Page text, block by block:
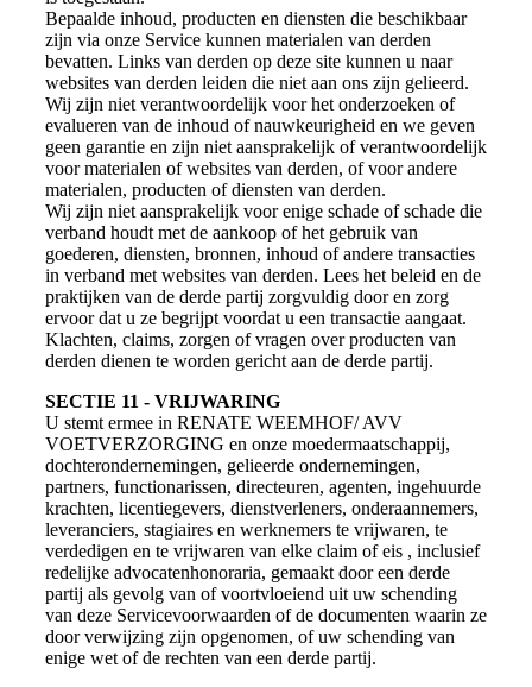
Bepaalde inhoud, producten en diensten die beschikbaar
zijn via onze Service kunnen materialen van derden
bevatten. Links van derden op deze site kunnen u naar
websites van derden leiden die niet aan ons zijn gelieerd.
Wij zijn niet verantwoordelijk voor het onderzoeken of
evalueren van de inhoud of nauwkeurigheid en we geven
geen garantie en zijn niet aansprakelijk of verantwoordelijk
voor materialen of websites van derden, of voor andere
materialen, producten of diensten van derden.
Wij zijn niet aansprakelijk voor enige schade of schade die
verband houdt met de aankoop of het gebruik van
goederen, diensten, bronnen, inhoud of andere transacties
in verband met websites van derden. Lees het beleid en de
praktijken van de derde partij zorgvuldig door en zorg
ervoor dat u ze begrijpt voordat u een transactie aangaat.
Klachten, claims, zorgen of vragen over producten van
derden dienen te worden gericht aan de derde partij.
SECTIE 11 - VRIJWARING
U stemt ermee in RENATE WEEMHOF/ AVV
VOETVERZORGING en onze moedermaatschappij,
dochterondernemingen, gelieerde ondernemingen,
partners, functionarissen, directeuren, agenten, ingehuurde
krachten, licentiegevers, dienstverleners, onderaannemers,
leveranciers, stagiaires en werknemers te vrijwaren, te
verdedigen en te vrijwaren van elke claim of eis , inclusief
redelijke advocatenhonoraria, gemaakt door een derde
partij als gevolg van of voortvloeiend uit uw schending
van deze Servicevoorwaarden of de documenten waarin ze
door verwijzing zijn opgenomen, of uw schending van
enige wet of de rechten van een derde partij.